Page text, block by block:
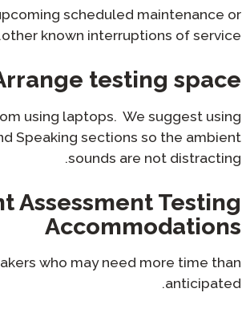
scheduled maintenance or
other known interruptions of service.
testing space
using laptops. We suggest using
Speaking sections so the ambient
sounds are not distracting.
Assessment Testing
Accommodations
who may need more time than
anticipated.